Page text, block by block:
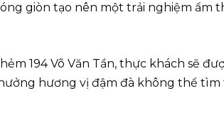
giòn tạo nên một trải nghiệm ẩm
194 Võ Văn Tần, thực khách sẽ
hương vị đậm đà không thể tìm